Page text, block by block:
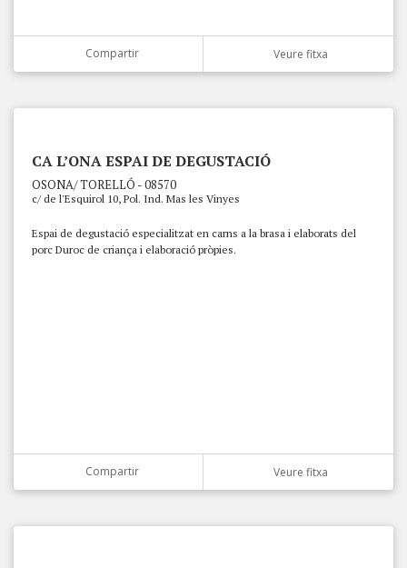
Compartir Veure fitxa
CA L’ONA ESPAI DE DEGUSTACIÓ
OSONA/ TORELLÓ - 08570
c/ de l'Esquirol 10, Pol. Ind. Mas les Vinyes
Espai de degustació especialitzat en carns a la brasa i elaborats del
porc Duroc de criança i elaboració pròpies.
Compartir Veure fitxa